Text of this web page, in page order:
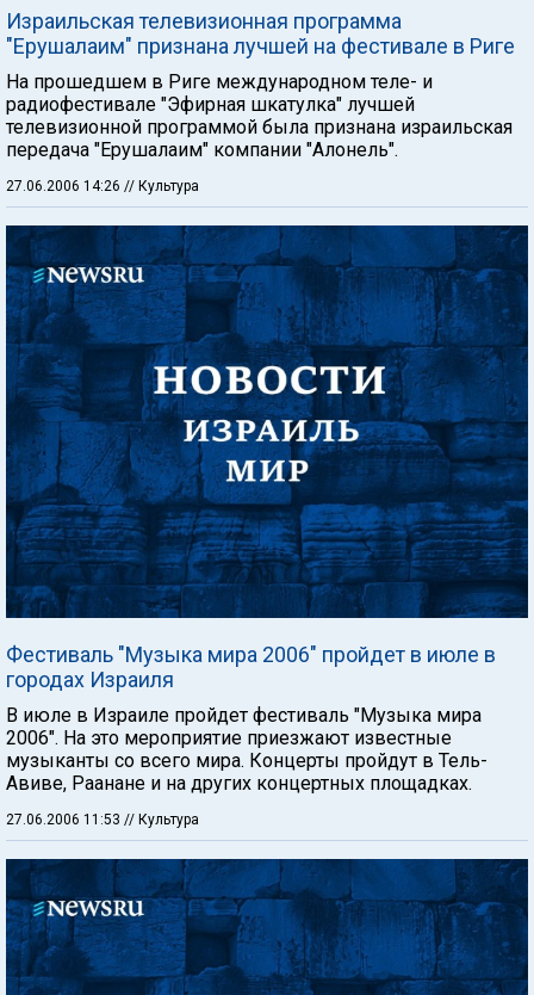
Израильская телевизионная программа
"Ерушалаим" признана лучшей на фестивале в Риге
На прошедшем в Риге международном теле- и
радиофестивале "Эфирная шкатулка" лучшей
телевизионной программой была признана израильская
передача "Ерушалаим" компании "Алонель".
27.06.2006 14:26 // Культура
Фестиваль "Музыка мира 2006" пройдет в июле в
городах Израиля
В июле в Израиле пройдет фестиваль "Музыка мира
2006". На это мероприятие приезжают известные
музыканты со всего мира. Концерты пройдут в Тель-
Авиве, Раанане и на других концертных площадках.
27.06.2006 11:53 // Культура